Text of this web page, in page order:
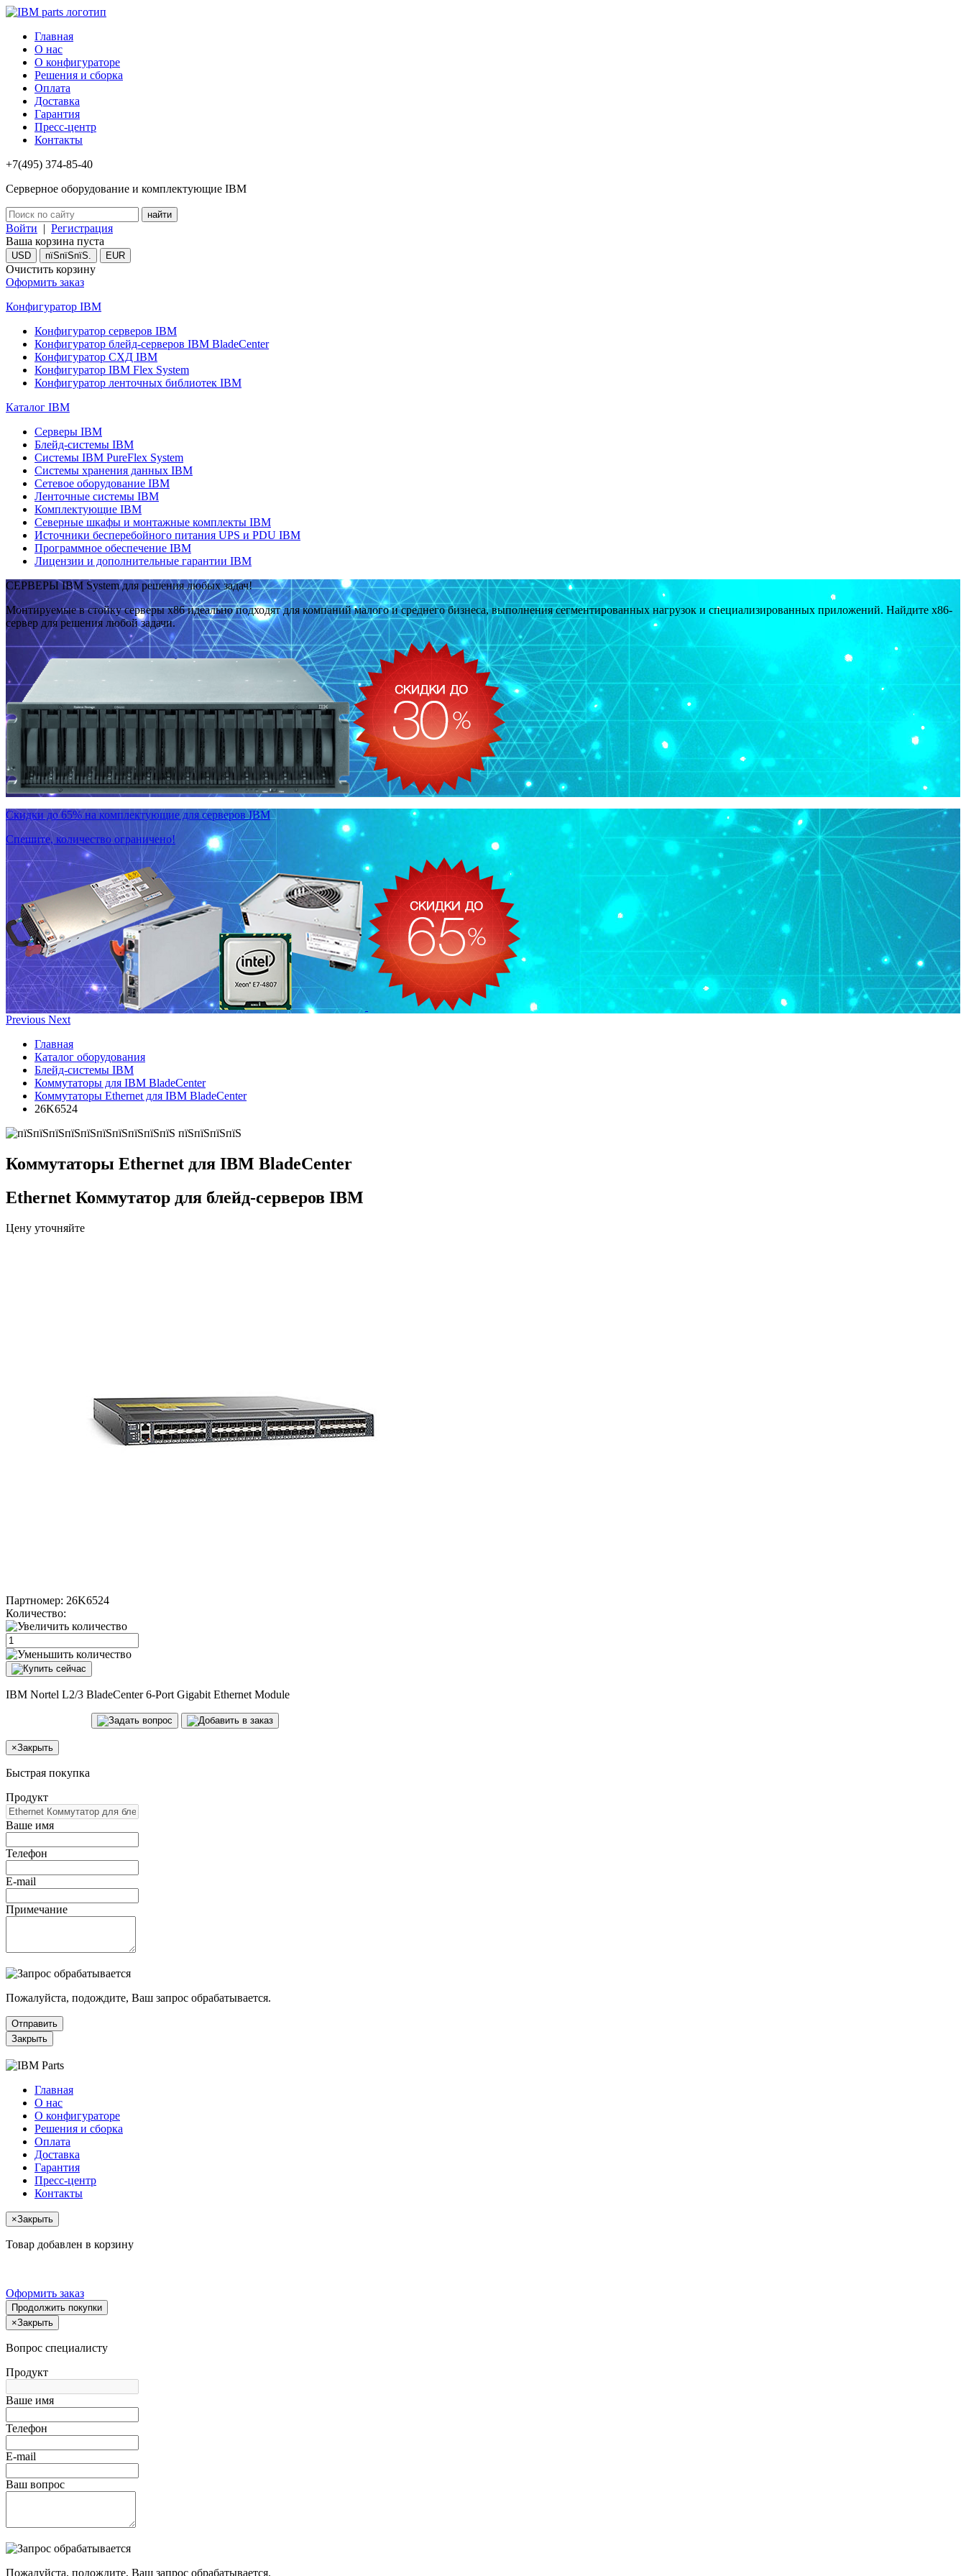
Главная
О нас
О конфигураторе
Решения и сборка
Оплата
Доставка
Гарантия
Пресс-центр
Контакты
+7(495) 374-85-40
Серверное оборудование и комплектующие IBM
Войти | Регистрация
Ваша корзина пуста
USD пїЅпїЅпїЅ. EUR
Очистить корзину
Оформить заказ
Конфигуратор IBM
Конфигуратор серверов IBM
Конфигуратор блейд-серверов IBM BladeCenter
Конфигуратор СХД IBM
Конфигуратор IBM Flex System
Конфигуратор ленточных библиотек IBM
Каталог IBM
Серверы IBM
Блейд-системы IBM
Системы IBM PureFlex System
Системы хранения данных IBM
Сетевое оборудование IBM
Ленточные системы IBM
Комплектующие IBM
Северные шкафы и монтажные комплекты IBM
Источники бесперебойного питания UPS и PDU IBM
Программное обеспечение IBM
Лицензии и дополнительные гарантии IBM
СЕРВЕРЫ IBM System для решения любых задач!
Монтируемые в стойку серверы x86 идеально подходят для компаний малого и среднего бизнеса, выполнения сегментированных нагрузок и специализированных приложений. Найдите x86-
сервер для решения любой задачи.
Скидки до 65% на комплектующие для серверов IBM
Спешите, количество ограничено!
Previous Next
Главная
Каталог оборудования
Блейд-системы IBM
Коммутаторы для IBM BladeCenter
Коммутаторы Ethernet для IBM BladeCenter
26K6524
Коммутаторы Ethernet для IBM BladeCenter
Ethernet Коммутатор для блейд-серверов IBM
Цену уточняйте
Партномер: 26K6524
Количество:
IBM Nortel L2/3 BladeCenter 6-Port Gigabit Ethernet Module
×Закрыть
Быстрая покупка
Продукт
Ваше имя
Телефон
E-mail
Примечание
Пожалуйста, подождите, Ваш запрос обрабатывается.
Отправить
Закрыть
Главная
О нас
О конфигураторе
Решения и сборка
Оплата
Доставка
Гарантия
Пресс-центр
Контакты
×Закрыть
Товар добавлен в корзину
Оформить заказ
Продолжить покупки
×Закрыть
Вопрос специалисту
Продукт
Ваше имя
Телефон
E-mail
Ваш вопрос
Пожалуйста, подождите, Ваш запрос обрабатывается.